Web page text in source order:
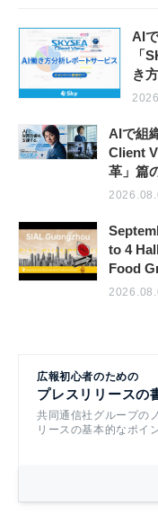
AI
「
き
AIで組
Client
革」篇
to 4
Food
広報初心者のための
プレスリリースの
共同通信社グループの
リースの基本的なポイ